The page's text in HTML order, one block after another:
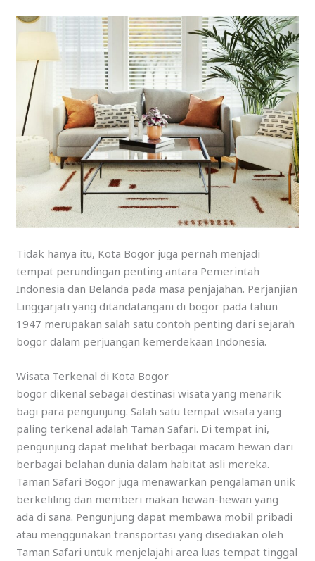
Tidak hanya itu, Kota Bogor juga pernah menjadi
tempat perundingan penting antara Pemerintah
Indonesia dan Belanda pada masa penjajahan. Perjanjian
Linggarjati yang ditandatangani di bogor pada tahun
1947 merupakan salah satu contoh penting dari sejarah
bogor dalam perjuangan kemerdekaan Indonesia.
Wisata Terkenal di Kota Bogor
bogor dikenal sebagai destinasi wisata yang menarik
bagi para pengunjung. Salah satu tempat wisata yang
paling terkenal adalah Taman Safari. Di tempat ini,
pengunjung dapat melihat berbagai macam hewan dari
berbagai belahan dunia dalam habitat asli mereka.
Taman Safari Bogor juga menawarkan pengalaman unik
berkeliling dan memberi makan hewan-hewan yang
ada di sana. Pengunjung dapat membawa mobil pribadi
atau menggunakan transportasi yang disediakan oleh
Taman Safari untuk menjelajahi area luas tempat tinggal